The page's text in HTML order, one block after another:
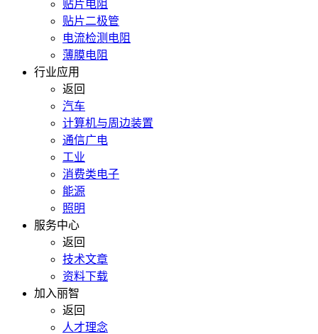
贴片电阻
贴片二极管
电流检测电阻
薄膜电阻
行业应用
返回
汽车
计算机与周边装置
通信广电
工业
消费类电子
能源
照明
服务中心
返回
技术文章
资料下载
加入丽智
返回
人才理念